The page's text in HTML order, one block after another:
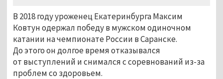
В 2018 году уроженец Екатеринбурга Максим
Ковтун одержал победу в мужском одиночном
катании на чемпионате России в Саранске.
До этого он долгое время отказывался
от выступлений и снимался с соревнований из-за
проблем со здоровьем.